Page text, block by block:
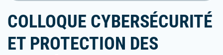
COLLOQUE CYBERSÉCURITÉ
ET PROTECTION DES